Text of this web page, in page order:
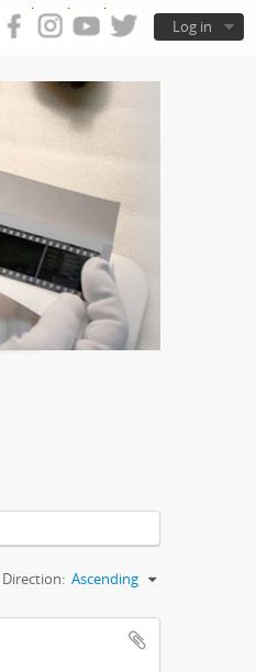
Log in
Direction: Ascending